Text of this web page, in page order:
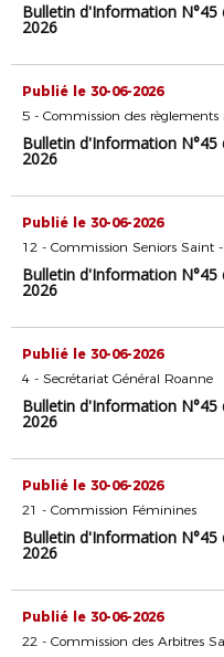
Bulletin d'Information N°45
2026
Publié le 30-06-2026
5 - Commission des règlements
Bulletin d'Information N°45
2026
Publié le 30-06-2026
12 - Commission Seniors Saint
Bulletin d'Information N°45
2026
Publié le 30-06-2026
4 - Secrétariat Général Roanne
Bulletin d'Information N°45
2026
Publié le 30-06-2026
21 - Commission Féminines
Bulletin d'Information N°45
2026
Publié le 30-06-2026
22 - Commission des Arbitres